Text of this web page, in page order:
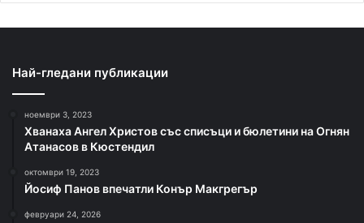
Най-гледани публикации
ноември 3, 2023
Хванаха Ангел Христов със списъци и бюлетини на Огнян
Атанасов в Кюстендил
октомври 19, 2023
Йосиф Панов впечатли Конър Макгрегър
февруари 24, 2026